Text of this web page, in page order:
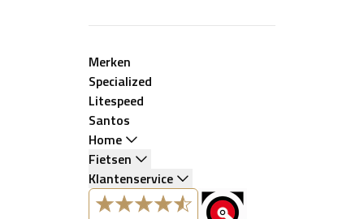
Merken
Specialized
Litespeed
Santos
Home
Fietsen
Klantenservice